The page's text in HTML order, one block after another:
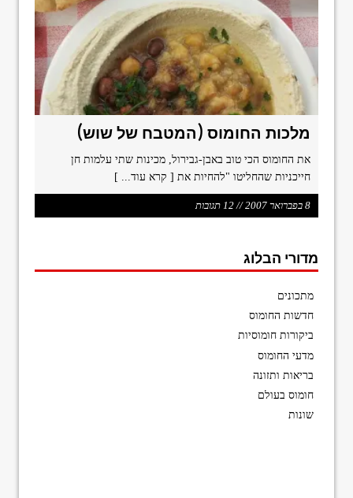
format_underlined הוסף קו תחתון לקישורים
font_download סמן קישורים
ל
א
פ
ס
א
ת
כ
ל
י
cached
מלכות החומוס (המטבח של שוש)
את החומוס הכי טוב באבן-גבירול, מכינות שתי עלמות חן
חייכניות שהחליטו "להחיות את [ קרא עוד... ]
8 בפברואר 2007 // 12 תגובות
מדורי הבלוג
מתכונים
חדשות החומוס
ביקורות חומוסיות
מדעי החומוס
בריאות ותזונה
חומוס בעולם
שונות